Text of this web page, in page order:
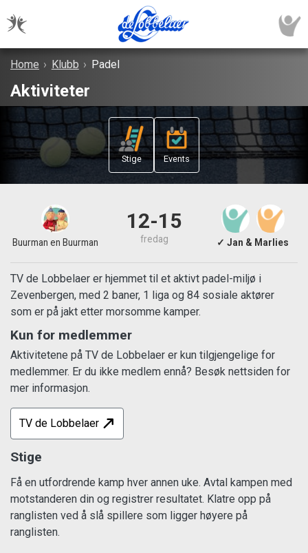
Home › Klubb › Padel
Aktiviteter
Stige Events
Buurman en Buurman
12-15
fredag ✓ Jan & Marlies
TV de Lobbelaer er hjemmet til et aktivt padel-miljø i
Zevenbergen, med 2 baner, 1 liga og 84 sosiale aktører
som er på jakt etter morsomme kamper.
Kun for medlemmer
Aktivitetene på TV de Lobbelaer er kun tilgjengelige for
medlemmer. Er du ikke medlem ennå? Besøk nettsiden for
mer informasjon.
TV de Lobbelaer
Stige
Få en utfordrende kamp hver annen uke. Avtal kampen med
motstanderen din og registrer resultatet. Klatre opp på
ranglisten ved å slå spillere som ligger høyere på
ranglisten.